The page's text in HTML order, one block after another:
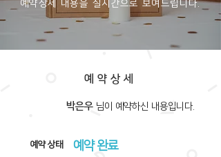
​예약상세 내용을 실시간으로 보여드립니다.
예약상세
박은우 ​님이 예약하신 내용입니다.
​예약 상태 예약 완료